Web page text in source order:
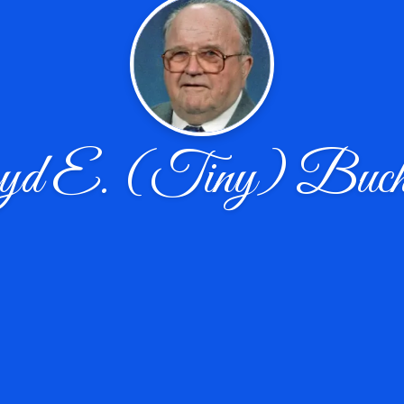
E. (Tiny)